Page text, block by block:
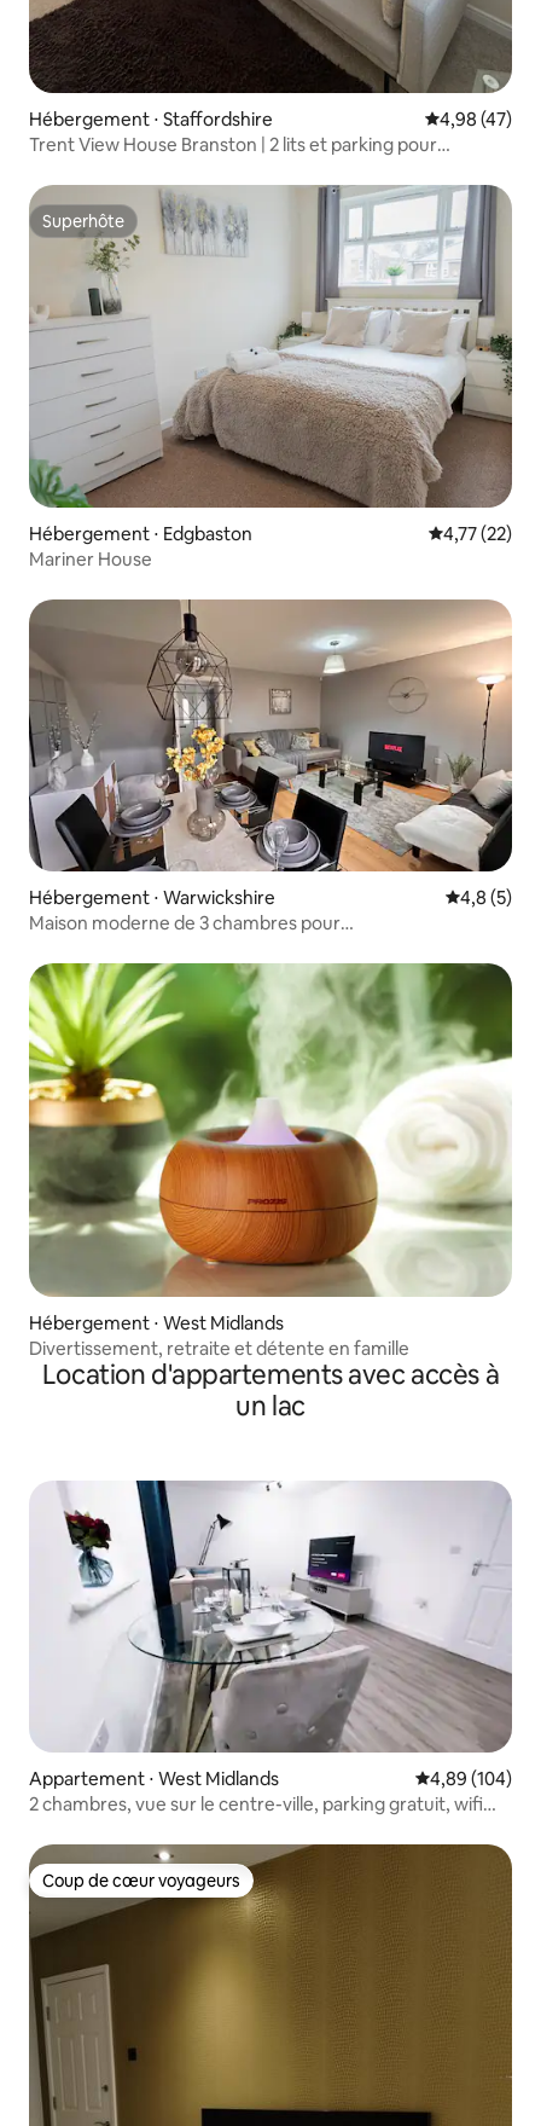
Hébergement ⋅ Staffordshire Évaluation
4,98 (47)
Trent View House Branston | 2 lits et parking pour
Superhôte
Superhôte
Hébergement ⋅ Edgbaston Évaluation
4,77 (22)
Mariner House
Hébergement ⋅ Warwickshire Évaluation
4,8 (5)
Maison moderne de 3 chambres pour
Hébergement ⋅ West Midlands
Divertissement, retraite et détente en famille
Location d'appartements avec accès à
un lac
Appartement ⋅ West Midlands Évaluation
4,89 (104)
2 chambres, vue sur le centre-ville, parking gratuit, wifi
Coup de cœur voyageurs
Coup de cœur voyageurs